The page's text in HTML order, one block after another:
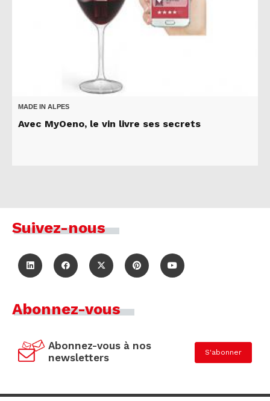
MADE IN ALPES
Avec MyOeno, le vin livre ses secrets
Suivez-nous
Abonnez-vous
Abonnez-vous à nos
newsletters
S'abonner